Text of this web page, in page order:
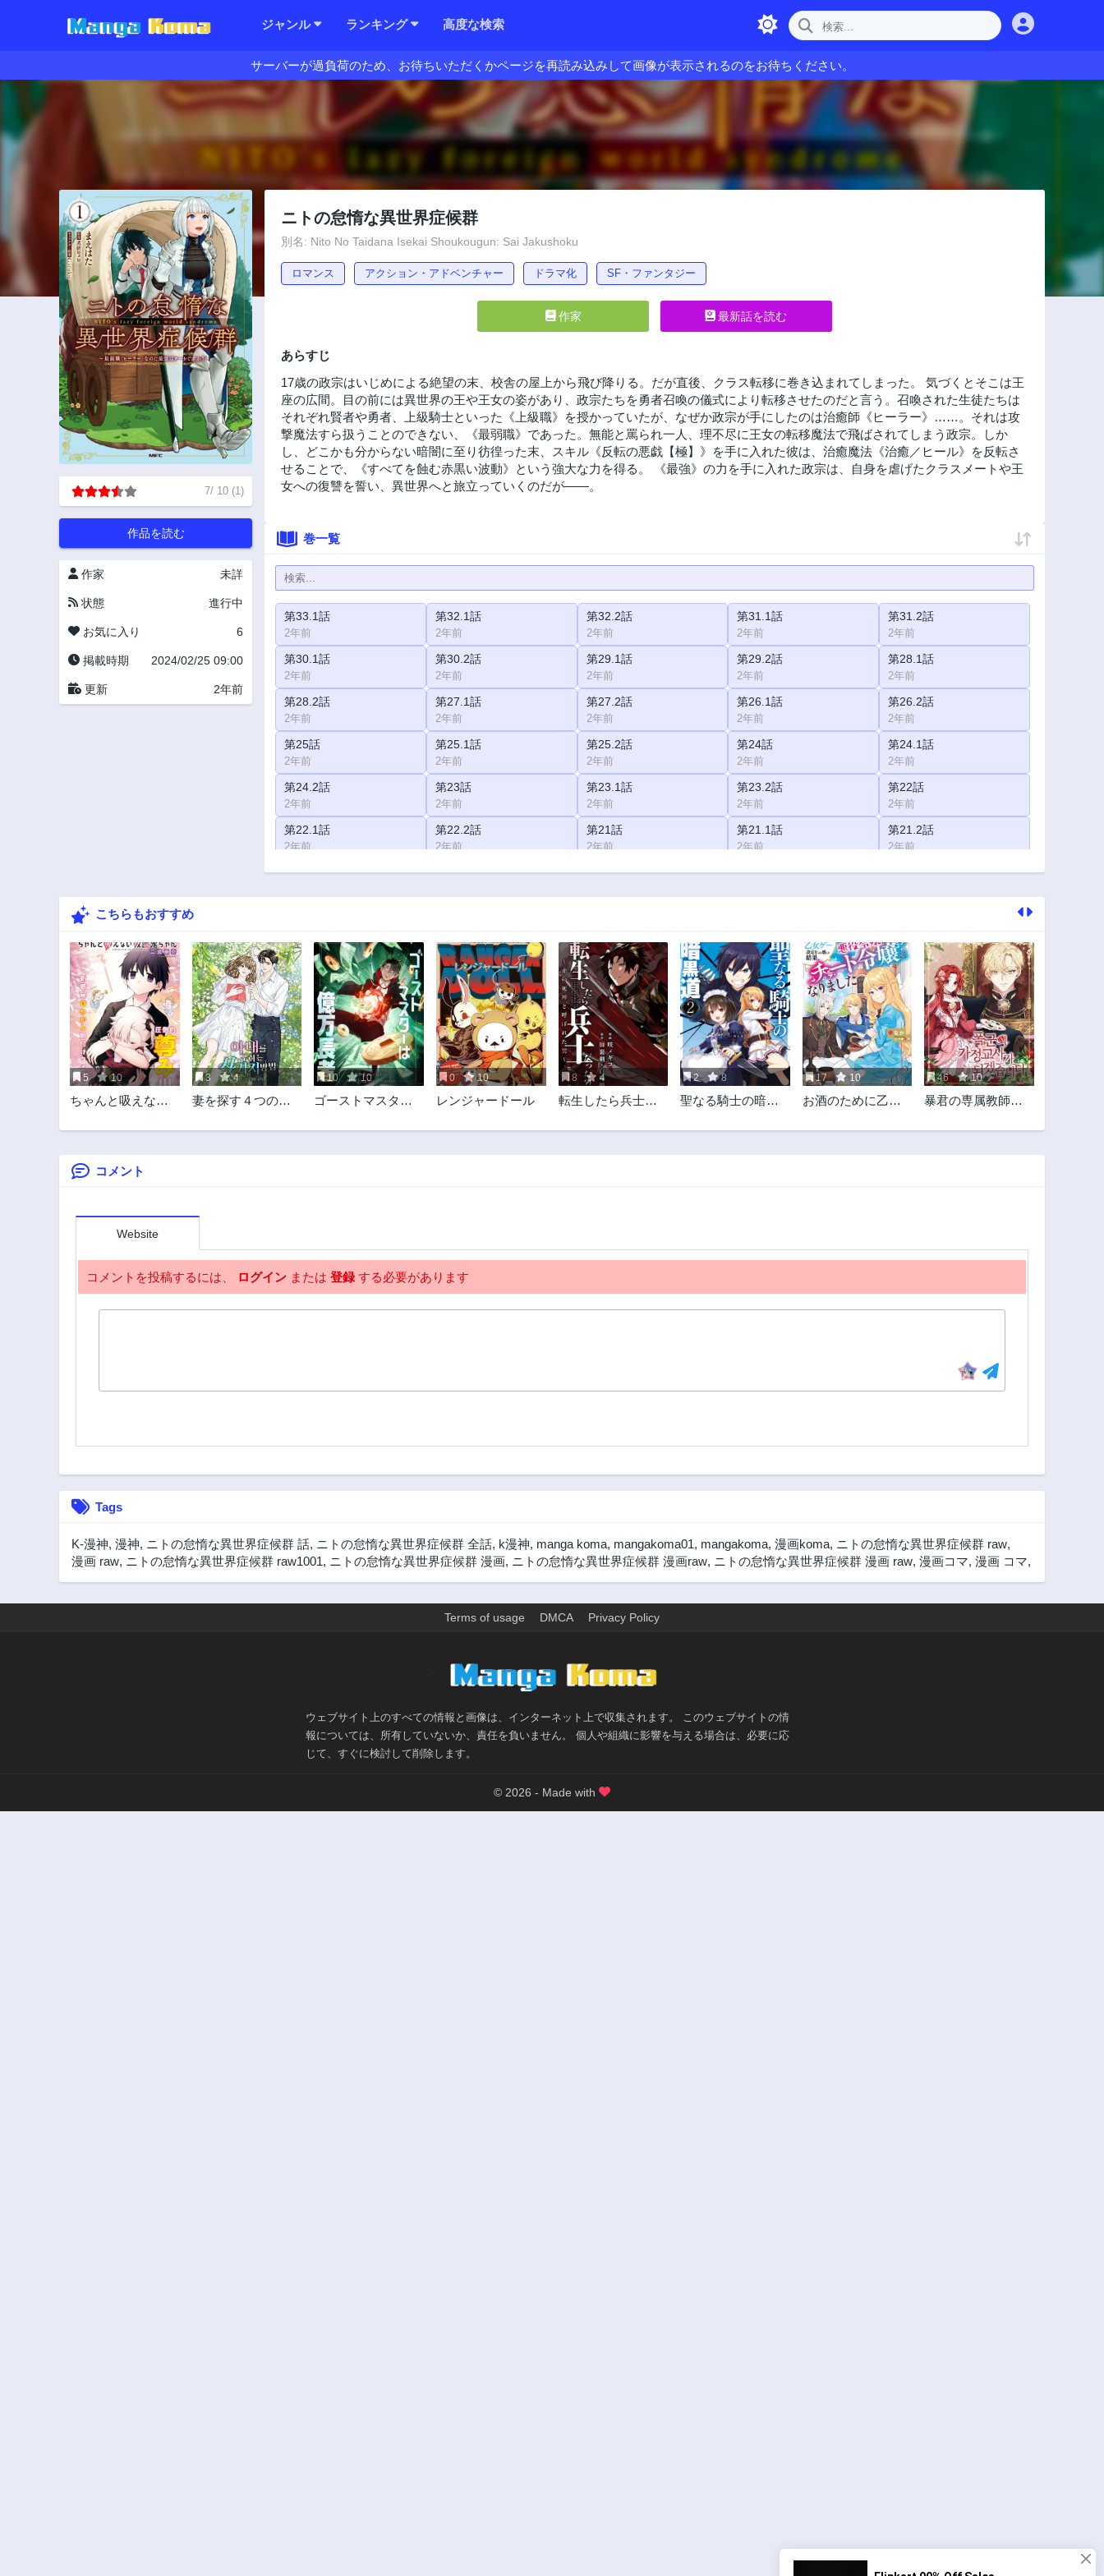
ジャンル ランキング 高度な検索
サーバーが過負荷のため、お待ちいただくかページを再読み込みして画像が表示されるのをお待ちください。
7/ 10 (1)
作品を読む
作家 未詳
状態 進行中
お気に入り 6
掲載時期 2024/02/25 09:00
更新 2年前
ニトの怠惰な異世界症候群
別名: Nito No Taidana Isekai Shoukougun: Sai Jakushoku
ロマンス アクション・アドベンチャー ドラマ化 SF・ファンタジー
作家 最新話を読む
あらすじ
17歳の政宗はいじめによる絶望の末、校舎の屋上から飛び降りる。だが直後、クラス転移に巻き込まれてしまった。 気づくとそこは王
座の広間。目の前には異世界の王や王女の姿があり、政宗たちを勇者召喚の儀式により転移させたのだと言う。召喚された生徒たちは
それぞれ賢者や勇者、上級騎士といった《上級職》を授かっていたが、なぜか政宗が手にしたのは治癒師《ヒーラー》……。それは攻
撃魔法すら扱うことのできない、《最弱職》であった。無能と罵られ一人、理不尽に王女の転移魔法で飛ばされてしまう政宗。しか
し、どこかも分からない暗闇に至り彷徨った末、スキル《反転の悪戯【極】》を手に入れた彼は、治癒魔法《治癒／ヒール》を反転さ
せることで、《すべてを蝕む赤黒い波動》という強大な力を得る。 《最強》の力を手に入れた政宗は、自身を虐げたクラスメートや王
女への復讐を誓い、異世界へと旅立っていくのだが――。
巻一覧
第33.1話
2年前
第32.1話
2年前
第32.2話
2年前
第31.1話
2年前
第31.2話
2年前
第30.1話
2年前
第30.2話
2年前
第29.1話
2年前
第29.2話
2年前
第28.1話
2年前
第28.2話
2年前
第27.1話
2年前
第27.2話
2年前
第26.1話
2年前
第26.2話
2年前
第25話
2年前
第25.1話
2年前
第25.2話
2年前
第24話
2年前
第24.1話
2年前
第24.2話
2年前
第23話
2年前
第23.1話
2年前
第23.2話
2年前
第22話
2年前
第22.1話
2年前
第22.2話
2年前
第21話
2年前
第21.1話
2年前
第21.2話
2年前
第20話 第20.1話 第20.2話 第19.1話 第19.2話
第16.2話
2年前
第15.1話
2年前
第15.2話
2年前
第14.1話
2年前
第14.2話
2年前
第13話
2年前
第12話
2年前
第11話
2年前
第10話
2年前
第9話
2年前
第8話
2年前
第7話
2年前
第6話
2年前
第5.1話
2年前
第5.2話
2年前
第4.1話
2年前
第4.2話
2年前
第3.1話
2年前
第3.2話
2年前
第2話
2年前
第2.2話 第1話
こちらもおすすめ
5 10
ちゃんと吸えない
3 4
妻を探す４つの方
10 10
ゴーストマスター
0 10
レンジャードール
8 4
転生したら兵士だ
呼ばれた男~
2 8
聖なる騎士の暗黒
17 10
お酒のために乙女
した結果、悪役令
46 10
暴君の専属教師に
コメント
Website
コメントを投稿するには、 ログイン または 登録する必要があります
Tags
K-漫神, 漫神, ニトの怠惰な異世界症候群 話, ニトの怠惰な異世界症候群 全話, k漫神, manga koma, mangakoma01, mangakoma, 漫画koma, ニトの怠惰な異世界症候群 raw,
漫画 raw, ニトの怠惰な異世界症候群 raw1001, ニトの怠惰な異世界症候群 漫画, ニトの怠惰な異世界症候群 漫画raw, ニトの怠惰な異世界症候群 漫画 raw, 漫画コマ, 漫画 コマ,
Terms of usage DMCA Privacy Policy
ウェブサイト上のすべての情報と画像は、インターネット上で収集されます。 このウェブサイトの情
報については、所有していないか、責任を負いません。 個人や組織に影響を与える場合は、必要に応
じて、すぐに検討して削除します。
© 2026 - Made with